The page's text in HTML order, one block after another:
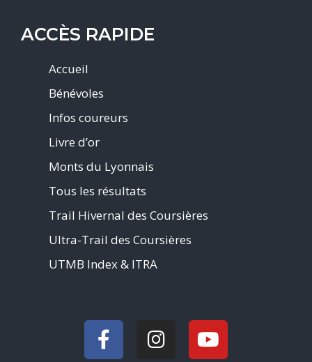
ACCÈS RAPIDE
Accueil
Bénévoles
Infos coureurs
Livre d’or
Monts du Lyonnais
Tous les résultats
Trail Hivernal des Coursières
Ultra-Trail des Coursières
UTMB Index & ITRA